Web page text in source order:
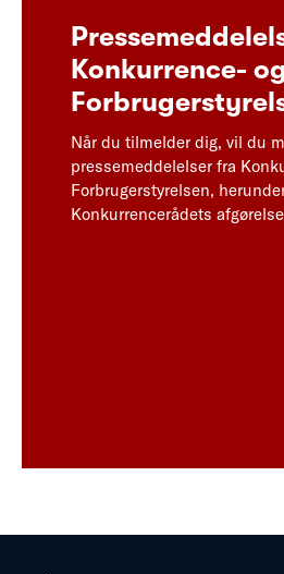
Konkurrence- og
Når du tilmelder dig, vil du
pressemeddelelser fra
Forbrugerstyrelsen,
Konkurrencerådets